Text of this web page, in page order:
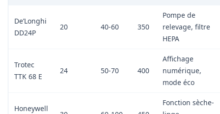
De’Longhi
DD24P
20 40-60 350
Pompe de
relevage, filtre
HEPA
Trotec
TTK 68 E
24 50-70 400
Affichage
numérique,
mode éco
Honeywell
Fonction sèche-